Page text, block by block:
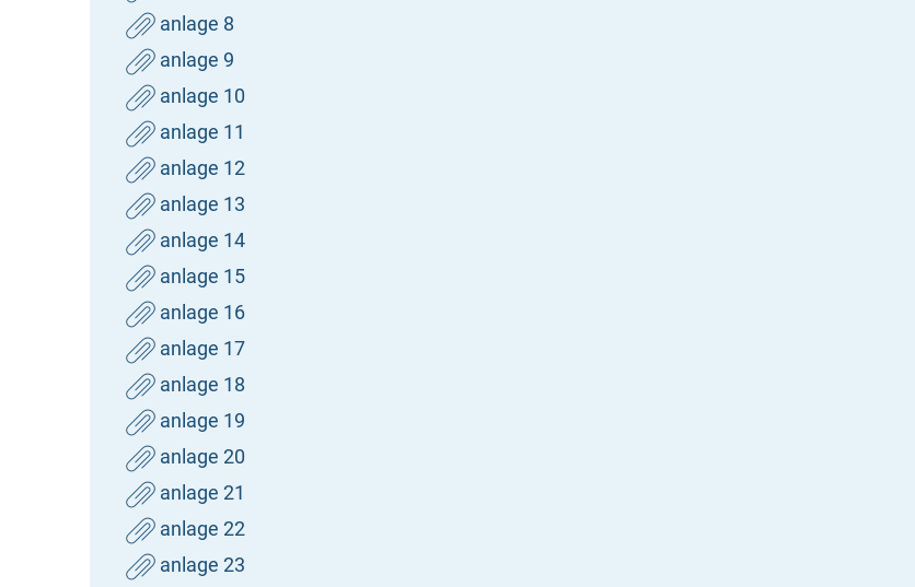
anlage 8
anlage 9
anlage 10
anlage 11
anlage 12
anlage 13
anlage 14
anlage 15
anlage 16
anlage 17
anlage 18
anlage 19
anlage 20
anlage 21
anlage 22
anlage 23